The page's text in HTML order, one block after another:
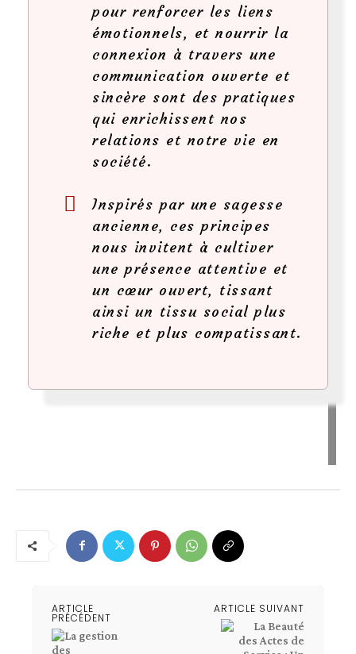
pour renforcer les liens
émotionnels, et nourrir la
connexion à travers une
communication ouverte et
sincère sont des pratiques
qui enrichissent nos
relations et notre vie en
société.
Inspirés par une sagesse
ancienne, ces principes
nous invitent à cultiver
une présence attentive et
un cœur ouvert, tissant
ainsi un tissu social plus
riche et plus compatissant.
ARTICLE
PRÉCÉDENT
ARTICLE SUIVANT